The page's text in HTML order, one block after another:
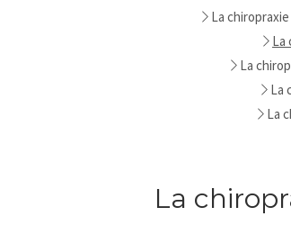
La
La
La
La
La
La